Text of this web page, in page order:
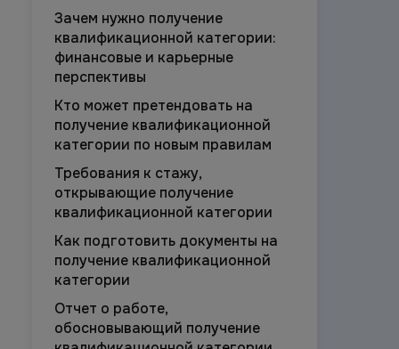
Зачем нужно получение
квалификационной категории:
финансовые и карьерные
перспективы
Кто может претендовать на
получение квалификационной
категории по новым правилам
Требования к стажу,
открывающие получение
квалификационной категории
Как подготовить документы на
получение квалификационной
категории
Отчет о работе,
обосновывающий получение